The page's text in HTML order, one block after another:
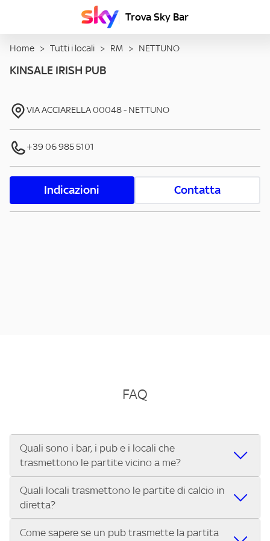
Trova Sky Bar
Home > Tutti i locali > RM > NETTUNO
KINSALE IRISH PUB
VIA ACCIARELLA 00048- NETTUNO
+39 06 985 5101
Indicazioni Contatta
FAQ
Quali sono i bar, i pub e i locali che
trasmettono le partite vicino a me?
Se cerchi un bar, pub, ristorante o locale vicino a te per
vedere le partite di Serie A ENILIVE, la Serie C Sky Wifi, la
UEFA Champions League, la UEFA Europa League, la UEFA
Conference League, il Tennis, la Formula 1®, la MotoGP™ e
Quali locali trasmettono le partite di calcio in
diretta?
Vuoi sapere quali bar, pub o ristoranti mostrano le partite
Come sapere se un pub trasmette la partita